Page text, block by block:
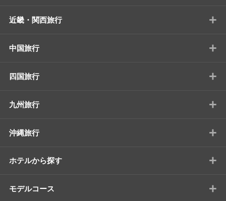
近畿・関西旅行 +
中国旅行 +
四国旅行 +
九州旅行 +
沖縄旅行 +
ホテルから探す +
モデルコース +